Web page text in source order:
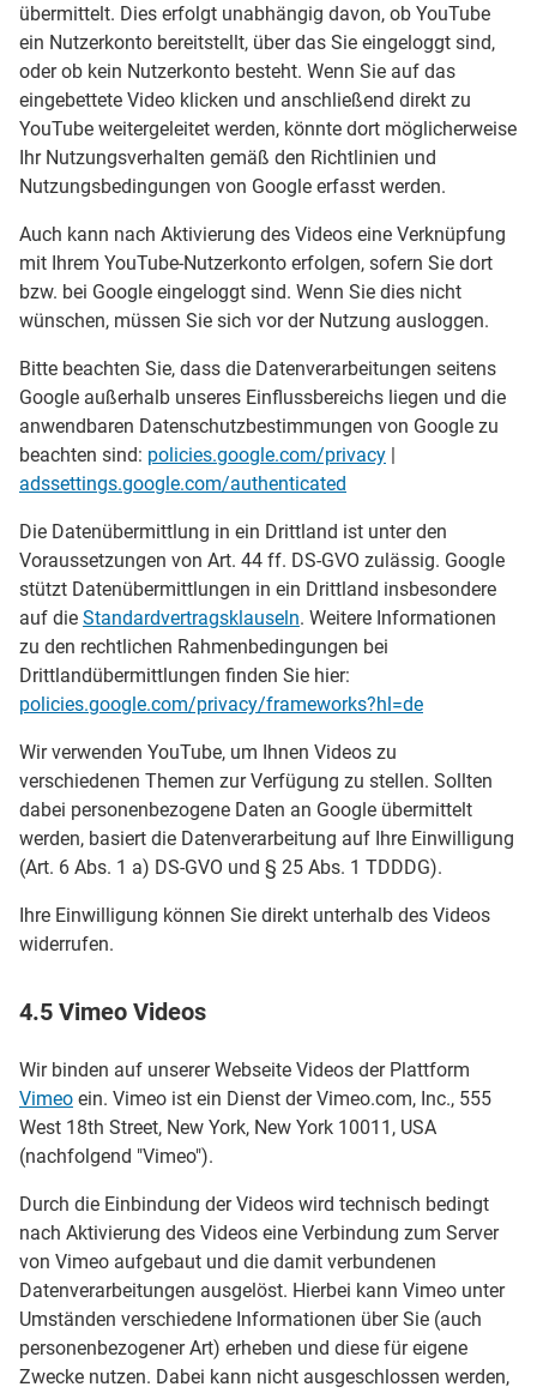
übermittelt. Dies erfolgt unabhängig davon, ob YouTube
ein Nutzerkonto bereitstellt, über das Sie eingeloggt sind,
oder ob kein Nutzerkonto besteht. Wenn Sie auf das
eingebettete Video klicken und anschließend direkt zu
YouTube weitergeleitet werden, könnte dort möglicherweise
Ihr Nutzungsverhalten gemäß den Richtlinien und
Nutzungsbedingungen von Google erfasst werden.
Auch kann nach Aktivierung des Videos eine Verknüpfung
mit Ihrem YouTube-Nutzerkonto erfolgen, sofern Sie dort
bzw. bei Google eingeloggt sind. Wenn Sie dies nicht
wünschen, müssen Sie sich vor der Nutzung ausloggen.
Bitte beachten Sie, dass die Datenverarbeitungen seitens
Google außerhalb unseres Einflussbereichs liegen und die
anwendbaren Datenschutzbestimmungen von Google zu
beachten sind: policies.google.com/privacy |
adssettings.google.com/authenticated
Die Datenübermittlung in ein Drittland ist unter den
Voraussetzungen von Art. 44 ff. DS-GVO zulässig. Google
stützt Datenübermittlungen in ein Drittland insbesondere
auf die Standardvertragsklauseln. Weitere Informationen
zu den rechtlichen Rahmenbedingungen bei
Drittlandübermittlungen finden Sie hier:
policies.google.com/privacy/frameworks?hl=de
Wir verwenden YouTube, um Ihnen Videos zu
verschiedenen Themen zur Verfügung zu stellen. Sollten
dabei personenbezogene Daten an Google übermittelt
werden, basiert die Datenverarbeitung auf Ihre Einwilligung
(Art. 6 Abs. 1 a) DS-GVO und § 25 Abs. 1 TDDDG).
Ihre Einwilligung können Sie direkt unterhalb des Videos
widerrufen.
4.5 Vimeo Videos
Wir binden auf unserer Webseite Videos der Plattform
Vimeo ein. Vimeo ist ein Dienst der Vimeo.com, Inc., 555
West 18th Street, New York, New York 10011, USA
(nachfolgend "Vimeo").
Durch die Einbindung der Videos wird technisch bedingt
nach Aktivierung des Videos eine Verbindung zum Server
von Vimeo aufgebaut und die damit verbundenen
Datenverarbeitungen ausgelöst. Hierbei kann Vimeo unter
Umständen verschiedene Informationen über Sie (auch
personenbezogener Art) erheben und diese für eigene
Zwecke nutzen. Dabei kann nicht ausgeschlossen werden,